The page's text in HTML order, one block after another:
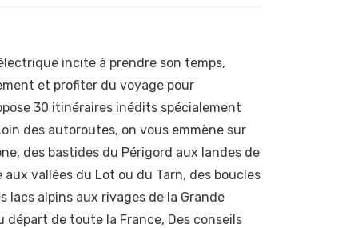
incite à prendre son temps,
et profiter du voyage pour
30 itinéraires inédits spécialement
des autoroutes, on vous emmène sur
des bastides du Périgord aux landes de
vallées du Lot ou du Tarn, des boucles
lacs alpins aux rivages de la Grande
départ de toute la France, Des conseils